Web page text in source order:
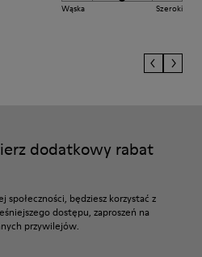
Wąska Szeroki
dodatkowy rabat
społeczności, będziesz korzystać z
dostępu, zaproszeń na
przywilejów.